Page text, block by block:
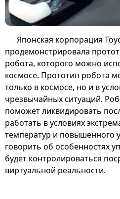
Японская корпорация
продемонстрировала
робота, которого можно
космосе. Прототип робота
только в космосе, но и в
чрезвычайных ситуаций.
поможет ликвидировать
работать в условиях
температур и повышенного
говорить об особенностях
будет контролироваться
виртуальной реальности.